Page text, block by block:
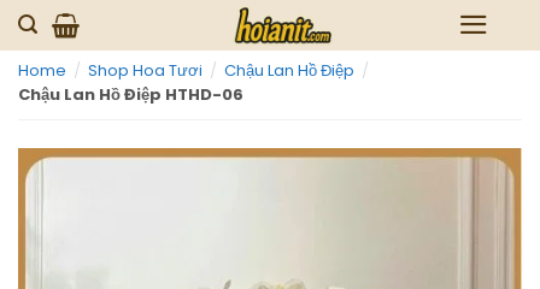
Skip
to
content
Home / Shop Hoa Tươi / Chậu Lan Hồ Điệp /
Chậu Lan Hồ Điệp HTHD-06